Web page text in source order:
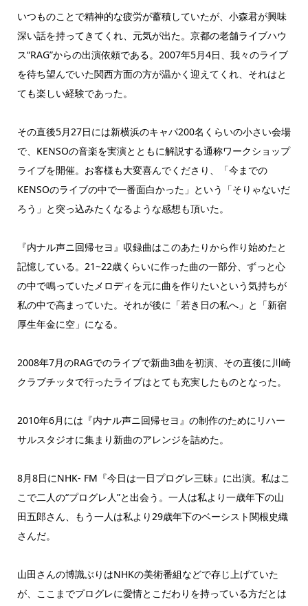
いつものことで精神的な疲労が蓄積していたが、小森君が興味
深い話を持ってきてくれ、元気が出た。京都の老舗ライブハウ
ス“RAG”からの出演依頼である。2007年5月4日、我々のライブ
を待ち望んでいた関西方面の方が温かく迎えてくれ、それはと
ても楽しい経験であった。
その直後5月27日には新横浜のキャパ200名くらいの小さい会場
で、KENSOの音楽を実演とともに解説する通称ワークショップ
ライブを開催。お客様も大変喜んでくださり、「今までの
KENSOのライブの中で一番面白かった」という「そりゃないだ
ろう」と突っ込みたくなるような感想も頂いた。
『内ナル声ニ回帰セヨ』収録曲はこのあたりから作り始めたと
記憶している。21~22歳くらいに作った曲の一部分、ずっと心
の中で鳴っていたメロディを元に曲を作りたいという気持ちが
私の中で高まっていた。それが後に「若き日の私へ」と「新宿
厚生年金に空」になる。
2008年7月のRAGでのライブで新曲3曲を初演、その直後に川崎
クラブチッタで行ったライブはとても充実したものとなった。
2010年6月には『内ナル声ニ回帰セヨ』の制作のためにリハー
サルスタジオに集まり新曲のアレンジを詰めた。
8月8日にNHK- FM『今日は一日プログレ三昧』に出演。私はこ
こで二人の“プログレ人”と出会う。一人は私より一歳年下の山
田五郎さん、もう一人は私より29歳年下のベーシスト関根史織
さんだ。
山田さんの博識ぶりはNHKの美術番組などで存じ上げていた
が、ここまでプログレに愛情とこだわりを持っている方だとは